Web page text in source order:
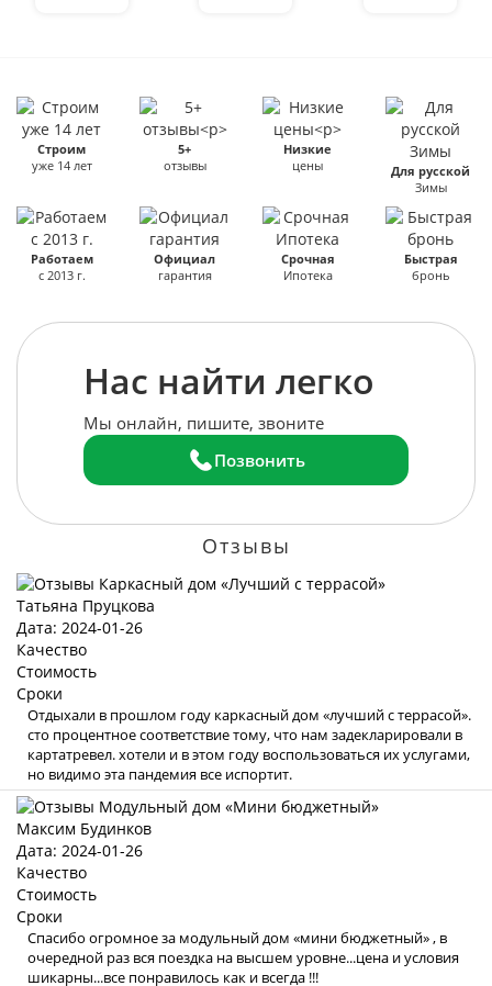
Строим
уже 14 лет
5+
отзывы
Низкие
цены
Для русской
Зимы
Работаем
с 2013 г.
Официал
гарантия
Срочная
Ипотека
Быстрая
бронь
Нас найти легко
Мы онлайн, пишите, звоните
Позвонить
Отзывы
Татьяна Пруцкова
Дата: 2024-01-26
Качество
Стоимость
Сроки
Отдыхали в прошлом году каркасный дом «лучший с террасой».
сто процентное соответствие тому, что нам задекларировали в
картатревел. хотели и в этом году воспользоваться их услугами,
но видимо эта пандемия все испортит.
Максим Будинков
Дата: 2024-01-26
Качество
Стоимость
Сроки
Спасибо огромное за модульный дом «мини бюджетный» , в
очередной раз вся поездка на высшем уровне...цена и условия
шикарны...все понравилось как и всегда !!!